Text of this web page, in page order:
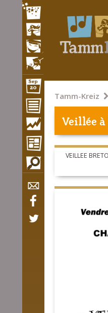
Tamm-Kreiz
Veillée à
VEILLEE